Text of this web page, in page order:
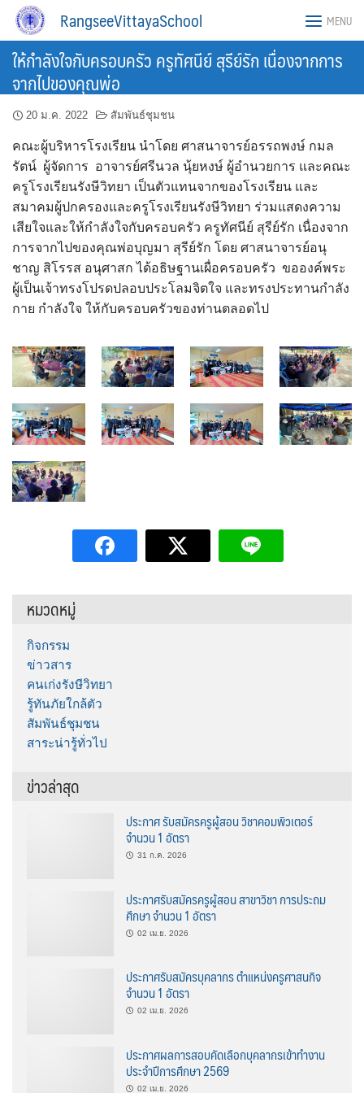
Skip
content
RangseeVittayaSchool MENU
ให้กำลังใจกับครอบครัว ครูทัศนีย์ สุรีย์รัก เนื่องจากการ
จากไปของคุณพ่อ
20 ม.ค. 2022 สัมพันธ์ชุมชน
คณะผู้บริหารโรงเรียน นำโดย ศาสนาจารย์อรรถพงษ์ กมล
รัตน์ ผู้จัดการ อาจารย์ศรีนวล นุ้ยหงษ์ ผู้อำนวยการ และคณะ
ครูโรงเรียนรังษีวิทยา เป็นตัวแทนจากของโรงเรียน และ
สมาคมผู้ปกครองและครูโรงเรียนรังษีวิทยา ร่วมแสดงความ
เสียใจและให้กำลังใจกับครอบครัว ครูทัศนีย์ สุรีย์รัก เนื่องจาก
การจากไปของคุณพ่อบุญมา สุรีย์รัก โดย ศาสนาจารย์อนุ
ชาญ สิโรรส อนุศาสก ได้อธิษฐานเผื่อครอบครัว ขอองค์พระ
ผู้เป็นเจ้าทรงโปรดปลอบประโลมจิตใจ และทรงประทานกำลัง
กาย กำลังใจ ให้กับครอบครัวของท่านตลอดไป
หมวดหมู่
กิจกรรม
ข่าวสาร
คนเก่งรังษีวิทยา
รู้ทันภัยใกล้ตัว
สัมพันธ์ชุมชน
สาระน่ารู้ทั่วไป
ข่าวล่าสุด
ประกาศ รับสมัครครูผู้สอน วิชาคอมพิวเตอร์
จำนวน 1 อัตรา
31 ก.ค. 2026
ประกาศรับสมัครครูผู้สอน สาขาวิชา การประถม
ศึกษา จำนวน 1 อัตรา
02 เม.ย. 2026
ประกาศรับสมัครบุคลากร ตำแหน่งครูศาสนกิจ
จำนวน 1 อัตรา
02 เม.ย. 2026
ประกาศผลการสอบคัดเลือกบุคลากรเข้าทำงาน
ประจำปีการศึกษา 2569
02 เม.ย. 2026